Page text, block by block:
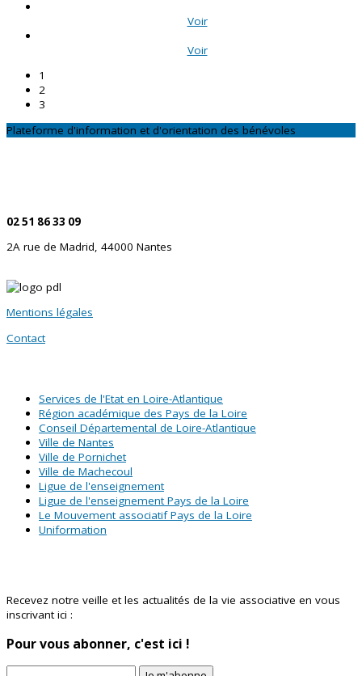
Voir
Voir
1
2
3
Plateforme d'information et d'orientation des bénévoles
02 51 86 33 09
2A rue de Madrid, 44000 Nantes
Mentions légales
Contact
Services de l'Etat en Loire-Atlantique
Région académique des Pays de la Loire
Conseil Départemental de Loire-Atlantique
Ville de Nantes
Ville de Pornichet
Ville de Machecoul
Ligue de l'enseignement
Ligue de l'enseignement Pays de la Loire
Le Mouvement associatif Pays de la Loire
Uniformation
Recevez notre veille et les actualités de la vie associative en vous
inscrivant ici :
Pour vous abonner, c'est ici !